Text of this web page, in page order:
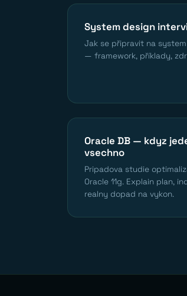
System design
Jak se připravit na
— framework, příklady,
Oracle DB — kdyz
vsechno
Pripadova studie
Oracle 11g. Explain plan,
realny dopad na vykon.